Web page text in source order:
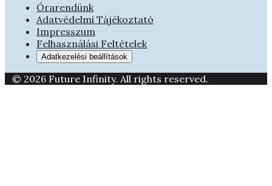
Órarendünk
Adatvédelmi Tájékoztató
Impresszum
Felhasználási Feltételek
Adatkezelési beállítások
© 2026 Future Infinity. All rights reserved.